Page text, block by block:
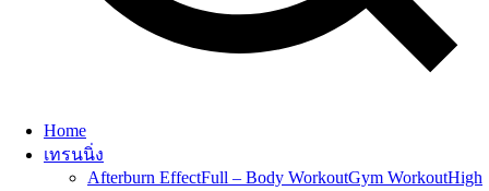
Home
เทรนนิ่ง
Afterburn EffectFull – Body WorkoutGym WorkoutHigh